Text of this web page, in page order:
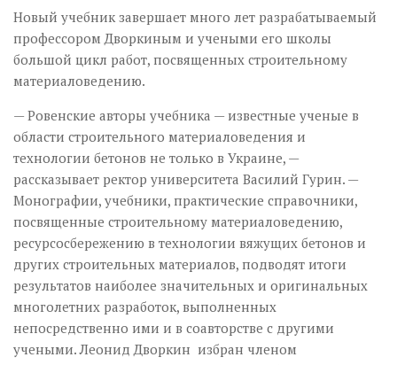
Новый учебник завершает много лет разрабатываемый
профессором Дворкиным и учеными его школы
большой цикл работ, посвященных строительному
материаловедению.
— Ровенские авторы учебника — известные ученые в
области строительного материаловедения и
технологии бетонов не только в Украине, —
рассказывает ректор университета Василий Гурин. —
Монографии, учебники, практические справочники,
посвященные строительному материаловедению,
ресурсо­сбережению в технологии вяжущих бетонов и
других строительных материалов, подводят итоги
результатов наиболее значительных и оригинальных
многолетних разработок, выполненных
непосредственно ими и в соавторстве с другими
учеными. Леонид Дворкин избран членом